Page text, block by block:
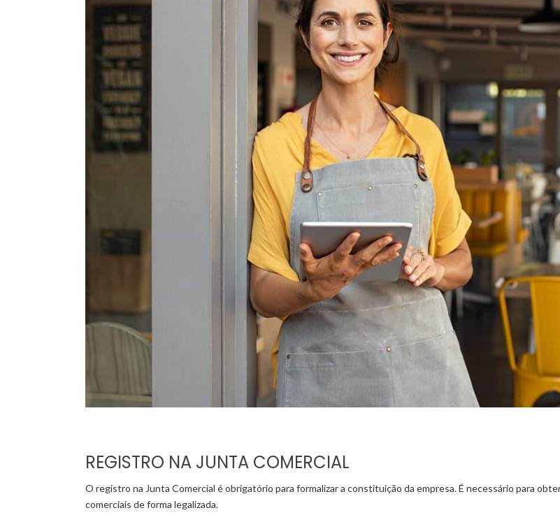
REGISTRO NA JUNTA COMERCIAL
O registro na Junta Comercial é obrigatório para formalizar a constituição da empresa. É necessário para
comerciais de forma legalizada.